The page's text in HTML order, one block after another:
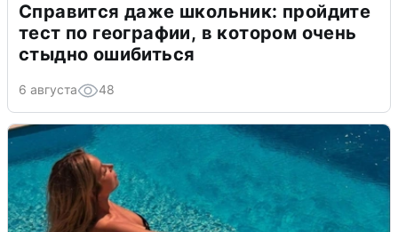
Справится даже школьник: пройдите
тест по географии, в котором очень
стыдно ошибиться
6 августа 48